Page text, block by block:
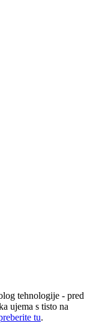
tehnologije - pred
ujema s tisto na
tu.